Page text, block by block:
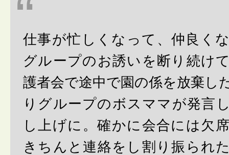
仕事が忙しくなって、仲良く
グループのお誘いを断り続け
護者会で途中で園の係を放棄し
りグループのボスママが発言
し上げに。確かに会合には欠
きちんと連絡をし割り振られ